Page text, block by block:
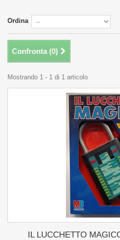
Ordina
Confronta (0)
Mostrando 1 - 1 di 1 articolo
IL LUCCHETTO